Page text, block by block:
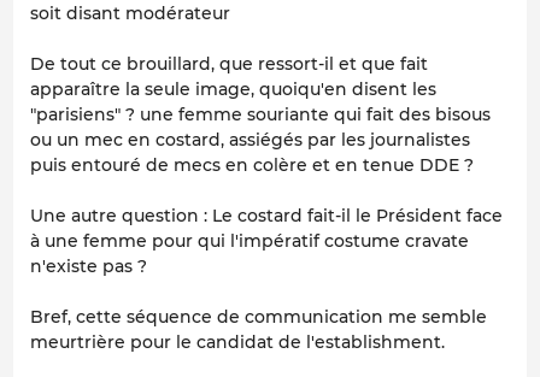
soit disant modérateur
De tout ce brouillard, que ressort-il et que fait
apparaître la seule image, quoiqu'en disent les
"parisiens" ? une femme souriante qui fait des bisous
ou un mec en costard, assiégés par les journalistes
puis entouré de mecs en colère et en tenue DDE ?
Une autre question : Le costard fait-il le Président face
à une femme pour qui l'impératif costume cravate
n'existe pas ?
Bref, cette séquence de communication me semble
meurtrière pour le candidat de l'establishment.